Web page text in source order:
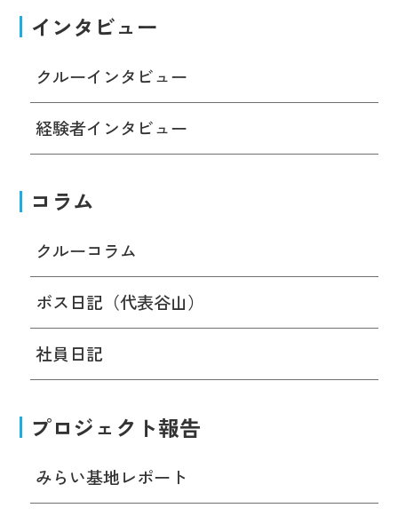
インタビュー
クルーインタビュー
経験者インタビュー
コラム
クルーコラム
ボス日記（代表谷山）
社員日記
プロジェクト報告
みらい基地レポート